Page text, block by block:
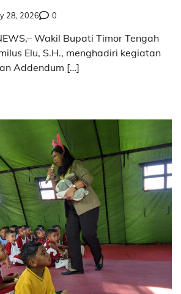
28, 2026 0
Wakil Bupati Timor Tengah
Elu, S.H., menghadiri kegiatan
Addendum […]